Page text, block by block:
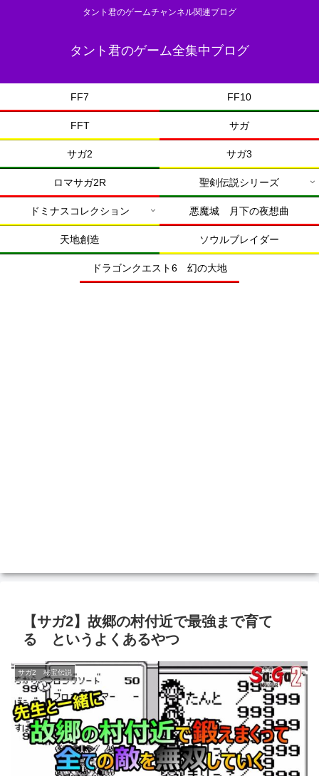
タント君のゲームチャンネル関連ブログ
タント君のゲーム全集中ブログ
FF7 FF10
FFT サガ
サガ2 サガ3
ロマサガ2R 聖剣伝説シリーズ
ドミナスコレクション 悪魔城 月下の夜想曲
天地創造 ソウルブレイダー
ドラゴンクエスト6 幻の大地
【サガ2】故郷の村付近で最強まで育て
る というよくあるやつ
サガ2 秘宝伝説